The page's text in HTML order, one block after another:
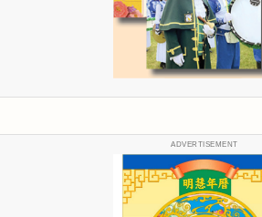
ADVERTISEMENT